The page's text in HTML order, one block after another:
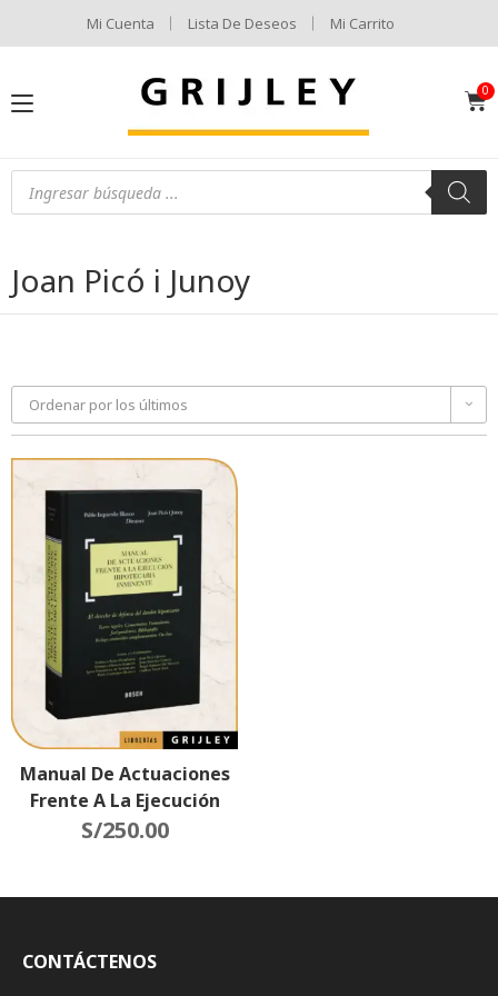
Mi Cuenta Lista De Deseos Mi Carrito
Joan Picó i Junoy
Ordenar por los últimos
Manual De Actuaciones
Frente A La Ejecución
Hipotecaria Inminente
S/250.00
CONTÁCTENOS